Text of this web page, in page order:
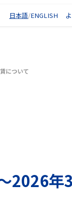
日本語 ENGLISH
について
2026